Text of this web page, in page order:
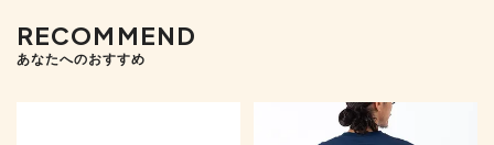
RECOMMEND
あなたへのおすすめ